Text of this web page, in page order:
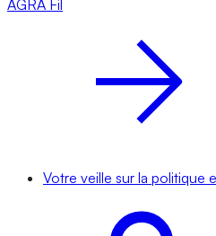
AGRA Fil
Votre veille sur la politique